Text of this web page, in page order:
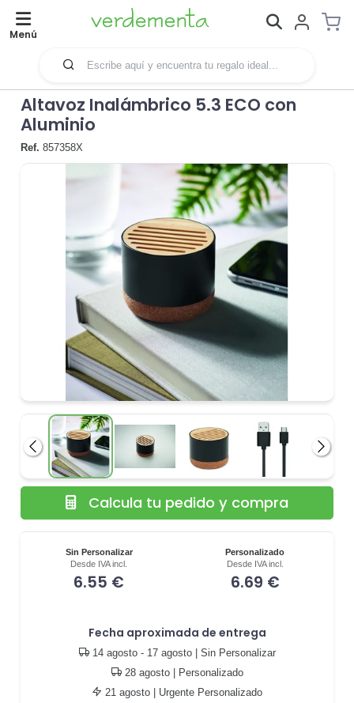
Menú
Altavoz Inalámbrico 5.3 ECO con
Aluminio
Ref. 857358X
Anterior
Sin Personalizar
Desde IVA incl.
6.55 €
Personalizado
Desde IVA incl.
6.69 €
Fecha aproximada de entrega
14 agosto - 17 agosto| Sin Personalizar
28 agosto| Personalizado
21 agosto | Urgente Personalizado
Calcula tu pedido y compra